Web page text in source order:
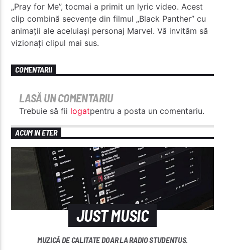
„Pray for Me”, tocmai a primit un lyric video. Acest
clip combină secvenţe din filmul „Black Panther” cu
animaţii ale aceluiaşi personaj Marvel. Vă invităm să
vizionaţi clipul mai sus.
COMENTARII
LASĂ UN COMENTARIU
Trebuie să fii logatpentru a posta un comentariu.
ACUM IN ETER
JUST MUSIC
MUZICĂ DE CALITATE DOAR LA RADIO STUDENTUS.